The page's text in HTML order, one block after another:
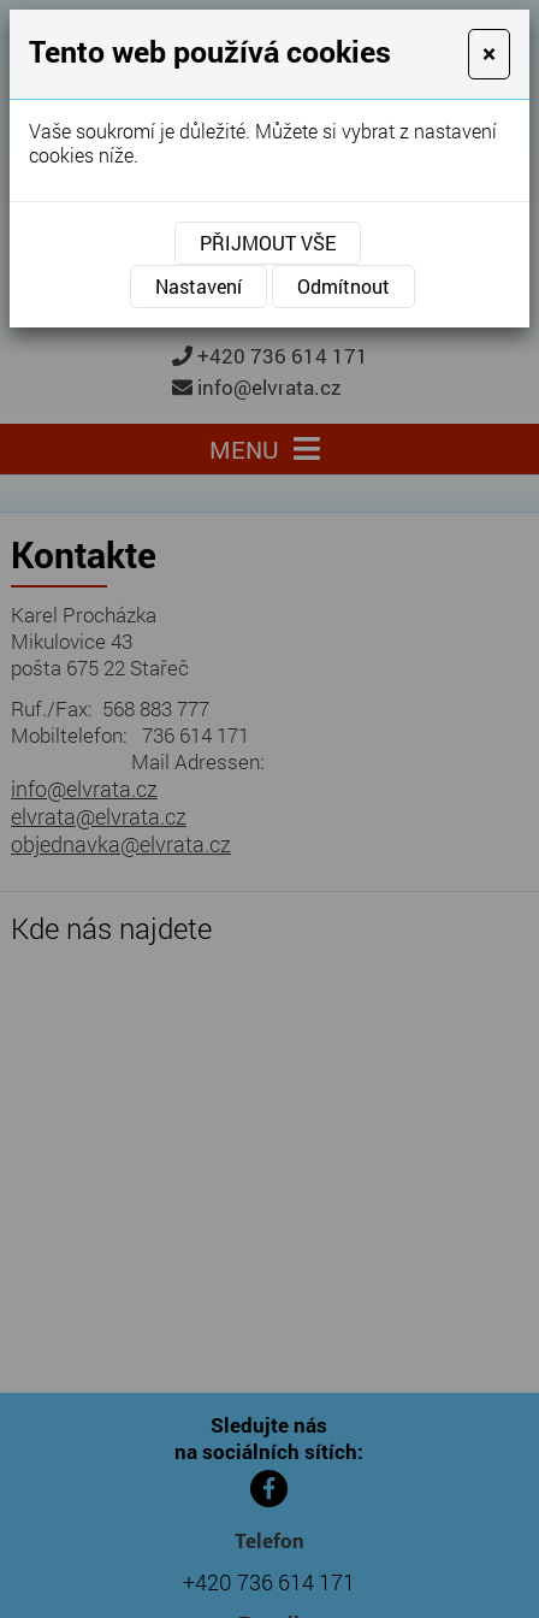
GARÁŽOVÁ VRATA
Karel Procházka
Garážová vrata, brány, ploty ...
Kontaktujte nás
KONTAKTUJTE NÁS
+420 736 614 171
info@elvrata.cz
MENU
Kontakte
Karel Procházka
Mikulovice 43
pošta 675 22 Stařeč
Ruf./Fax: 568 883 777
Mobiltelefon: 736 614 171
Mail Adressen:
info@elvrata.cz
elvrata@elvrata.cz
objednavka@elvrata.cz
Kde nás najdete
Sledujte nás
na sociálních sítích:
Telefon
+420 736 614 171
Tento web používá cookies ×
Vaše soukromí je důležité. Můžete si vybrat z nastavení
cookies níže.
PŘIJMOUT VŠE
Nastavení
Odmítnout